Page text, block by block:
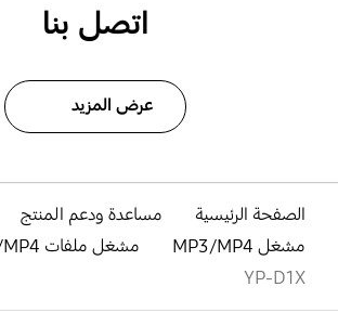
اتصل بنا
عرض المزيد
الصفحة الرئيسية
مساعدة ودعم المنتج
مشغل MP3/MP4
مشغل ملفات MP3/MP4
YP-D1X